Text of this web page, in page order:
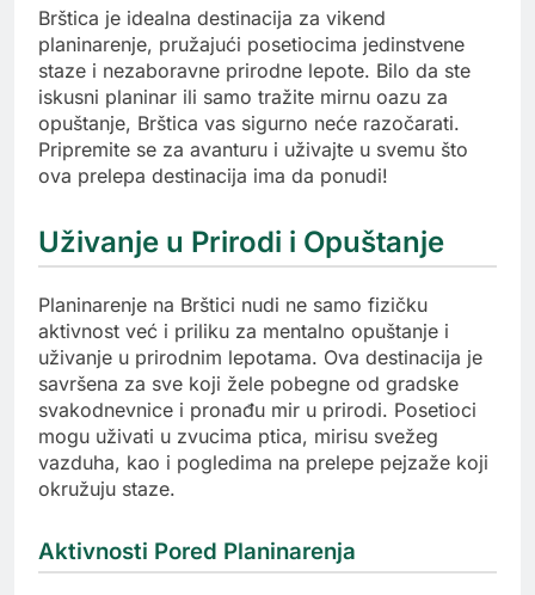
Brštica je idealna destinacija za vikend
planinarenje, pružajući posetiocima jedinstvene
staze i nezaboravne prirodne lepote. Bilo da ste
iskusni planinar ili samo tražite mirnu oazu za
opuštanje, Brštica vas sigurno neće razočarati.
Pripremite se za avanturu i uživajte u svemu što
ova prelepa destinacija ima da ponudi!
Uživanje u Prirodi i Opuštanje
Planinarenje na Brštici nudi ne samo fizičku
aktivnost već i priliku za mentalno opuštanje i
uživanje u prirodnim lepotama. Ova destinacija je
savršena za sve koji žele pobegne od gradske
svakodnevnice i pronađu mir u prirodi. Posetioci
mogu uživati u zvucima ptica, mirisu svežeg
vazduha, kao i pogledima na prelepe pejzaže koji
okružuju staze.
Aktivnosti Pored Planinarenja